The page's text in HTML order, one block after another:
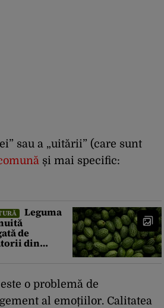
sau a „uitării” (care sunt
și mai specific:
Leguma
de
din
de lansare
soiulo problemă de
al emoțiilor. Calitatea